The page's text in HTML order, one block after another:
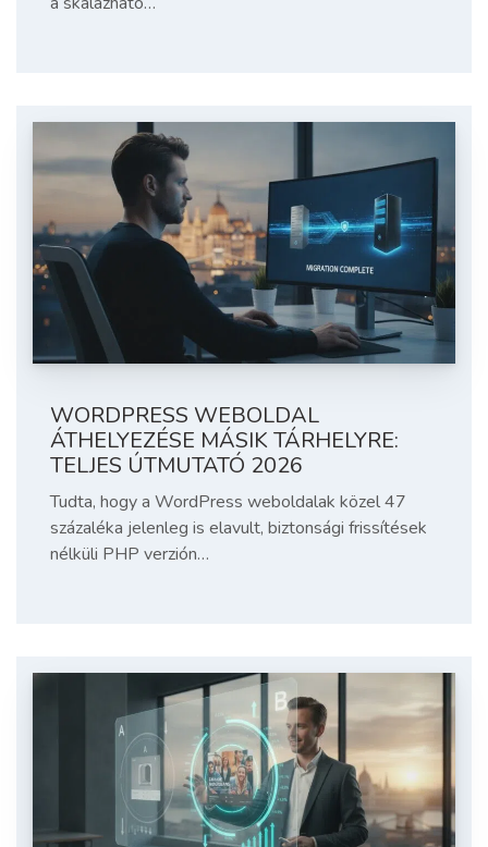
WORDPRESS WEBOLDAL
ÁTHELYEZÉSE MÁSIK TÁRHELYRE:
TELJES ÚTMUTATÓ 2026
Tudta, hogy a WordPress weboldalak közel 47
százaléka jelenleg is elavult, biztonsági frissítések
nélküli PHP verzión…